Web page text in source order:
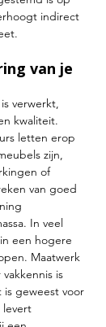
indirect
van je
verwerkt,
kwaliteit.
letten erop
zijn,
of
van goed
In veel
een hogere
Maatwerk
is
geweest voor
levert